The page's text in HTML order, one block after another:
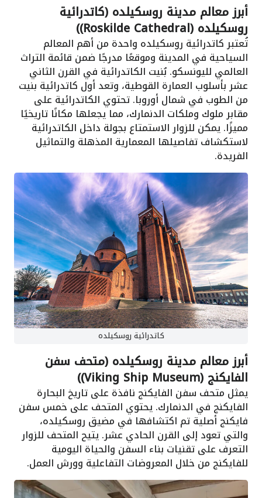
أبرز معالم مدينة روسكيلده (كاتدرائية
روسكيلده (Roskilde Cathedral))
تُعتبر كاتدرائية روسكيلده واحدة من أهم المعالم
السياحية في المدينة وموقعًا مدرجًا ضمن قائمة التراث
العالمي لليونسكو. بُنيت الكاتدرائية في القرن الثاني
عشر بأسلوب العمارة القوطية، وتعد أول كاتدرائية بنيت
من الطوب في شمال أوروبا. تحتوي الكاتدرائية على
مقابر ملوك وملكات الدنمارك، مما يجعلها مكانًا تاريخيًا
مميزًا. يمكن للزوار الاستمتاع بجولة داخل الكاتدرائية
لاستكشاف تفاصيلها المعمارية المذهلة والتماثيل
الفريدة.
كاتدرائية روسكيلده
أبرز معالم مدينة روسكيلده (متحف سفن
الفايكنج (Viking Ship Museum))
يمثل متحف سفن الفايكنج نافذة على تاريخ البحارة
الفايكنج في الدنمارك. يحتوي المتحف على خمس سفن
فايكنج أصلية تم اكتشافها في مضيق روسكيلده،
والتي تعود إلى القرن الحادي عشر. يتيح المتحف للزوار
التعرف على تقنيات بناء السفن والحياة اليومية
للفايكنج من خلال المعروضات التفاعلية وورش العمل.